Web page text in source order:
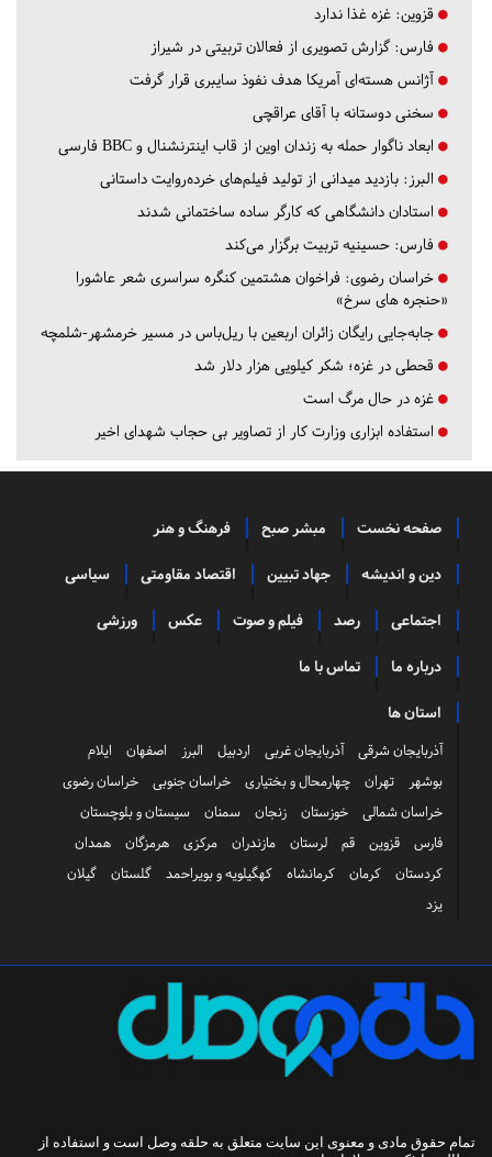
قزوین: غزه غذا ندارد
فارس: گزارش تصویری از فعالان تربیتی در شیراز
آژانس هسته‌ای آمریکا هدف نفوذ سایبری قرار گرفت
سخنی دوستانه با آقای عراقچی
ابعاد ناگوار حمله به زندان اوین از قاب اینترنشنال و BBC فارسی
البرز: بازدید میدانی از تولید فیلم‌های خرده‌روایت داستانی
استادان دانشگاهی که کارگر ساده ساختمانی شدند
فارس: حسینیه تربیت برگزار می‌کند
خراسان رضوی: فراخوان هشتمین کنگره سراسری شعر عاشورا
«حنجره های سرخ»
جابه‌جایی رایگان زائران اربعین با ریل‌باس در مسیر خرمشهر-شلمچه
قحطی در غزه؛ شکر کیلویی هزار دلار شد
غزه در حال مرگ است
استفاده ابزاری وزارت کار از تصاویر بی حجاب شهدای اخیر
صفحه نخست مبشر صبح فرهنگ و هنر
دین و اندیشه جهاد تبیین اقتصاد مقاومتی سیاسی
اجتماعی رصد فیلم و صوت عکس ورزشی
درباره ما تماس با ما
استان ها
آذربایجان شرقی آذربایجان غربی اردبیل البرز اصفهان
ایلام
بوشهر
تهران چهارمحال و بختیاری خراسان جنوبی
خراسان رضوی
خراسان شمالی
خوزستان زنجان سمنان
سیستان و بلوچستان
فارس
قزوین قم لرستان مازندران مرکزی هرمزگان
همدان
کردستان
کرمان کرمانشاه کهگیلویه و بویراحمد گلستان
گیلان
یزد
تمام حقوق مادی و معنوی این سایت متعلق به حلقه وصل است و استفاده از